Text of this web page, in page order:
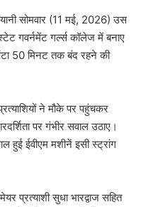
सोमवार (11 मई, 2026) उस
गवर्नमेंट गर्ल्स कॉलेज में बनाए
50 मिनट तक बंद रहने की
ने मौके पर पहुंचकर
पर गंभीर सवाल उठाए।
हुई ईवीएम मशीनें इसी स्ट्रांग
प्रत्याशी सुधा भारद्वाज सहित